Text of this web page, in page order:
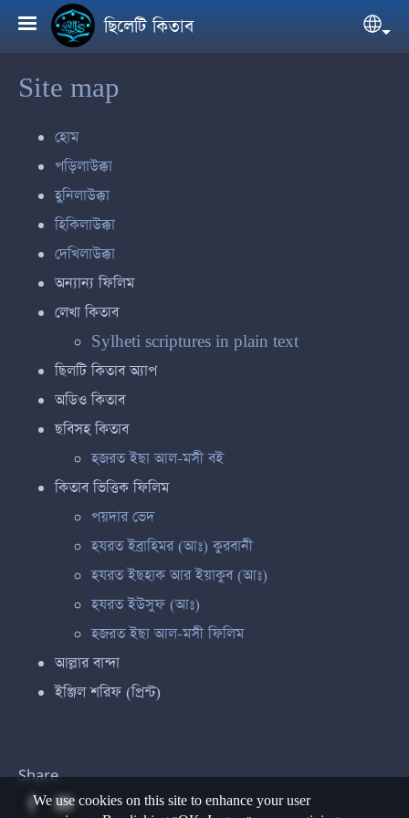
Skip to main content
ছিলেটি কিতাব
Site map
হোম
পড়িলাউক্কা
হুনিলাউক্কা
হিকিলাউক্কা
দেখিলাউক্কা
অন্যান্য ফিলিম
লেখা কিতাব
Sylheti scriptures in plain text
ছিলটি কিতাব অ্যাপ
অডিও কিতাব
ছবিসহ কিতাব
হজরত ইছা আল-মসী বই
কিতাব ভিত্তিক ফিলিম
পয়দার ভেদ
হযরত ইব্রাহিমর (আঃ) কুরবানী
হযরত ইছহাক আর ইয়াকুব (আঃ)
হযরত ইউসুফ (আঃ)
হজরত ইছা আল-মসী ফিলিম
আল্লার বান্দা
ইঞ্জিল শরিফ (প্রিন্ট)
Share
We use cookies on this site to enhance your user